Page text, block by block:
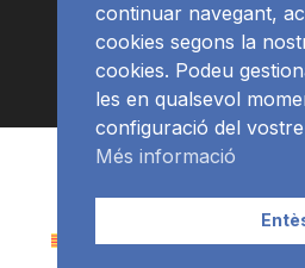
RàdioNews
Català(Catalán)
continuar navegant,
cookies segons la
cookies. Podeu
les en qualsevol
configuració del
Més informació